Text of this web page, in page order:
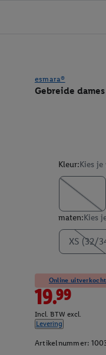
esmara®
Gebreide
Kleur:Kies
maten:Kies
XS (32/
Online
19.99
Incl. BTW excl.
Levering
Artikelnummer: